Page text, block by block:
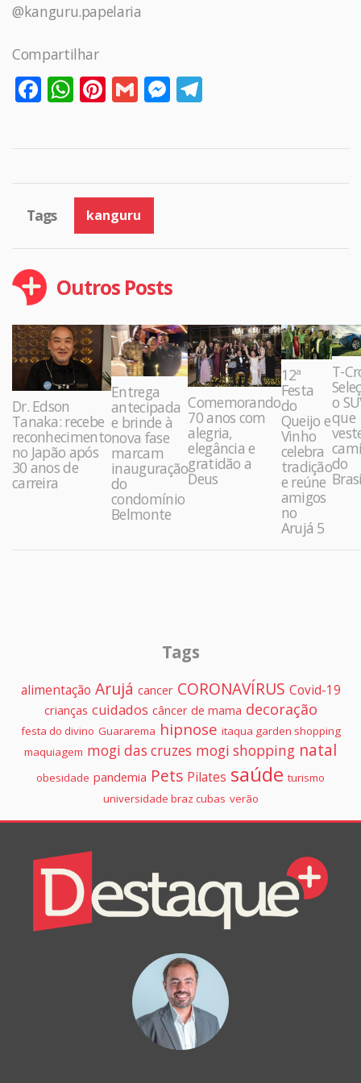
@kanguru.papelaria
Compartilhar
Facebook
WhatsApp
Pinterest
GmailMessenger
Tags kanguru
Outros Posts
Dr. Edson
Tanaka: recebe
reconhecimento
no Japão após
30 anos de
carreira
Entrega
antecipada
e brinde à
nova fase
marcam
inauguração
do
condomínio
Belmonte
Comemorando
70 anos com
alegria,
elegância e
gratidão a
Deus
12ª
Festa
do
Queijo e
Vinho
celebra
tradição
e reúne
amigos
no
Arujá 5
T-
o
que
do
Tags
alimentação Arujá cancer CORONAVÍRUS Covid-19
crianças cuidados câncer de mama decoração
festa do divino Guararema hipnose itaqua garden shopping
maquiagem mogi das cruzes mogi shopping natal
obesidade pandemia Pets Pilates saúde turismo
universidade braz cubas verão
Colunistas
Destaque+
Online